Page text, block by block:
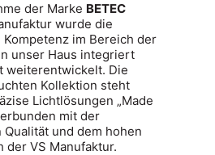
der Marke BETEC
wurde die
im Bereich der
unser Haus integriert
weiterentwickelt. Die
Kollektion steht
Lichtlösungen „Made
mit der
und dem hohen
der VS Manufaktur.